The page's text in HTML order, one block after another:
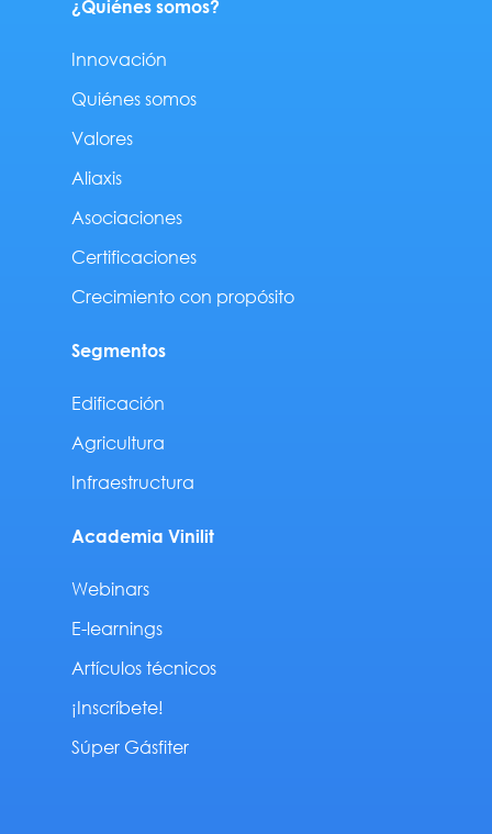
¿Quiénes somos?
Innovación
Quiénes somos
Valores
Aliaxis
Asociaciones
Certificaciones
Crecimiento con propósito
Segmentos
Edificación
Agricultura
Infraestructura
Academia Vinilit
Webinars
E-learnings
Artículos técnicos
¡Inscríbete!
Súper Gásfiter